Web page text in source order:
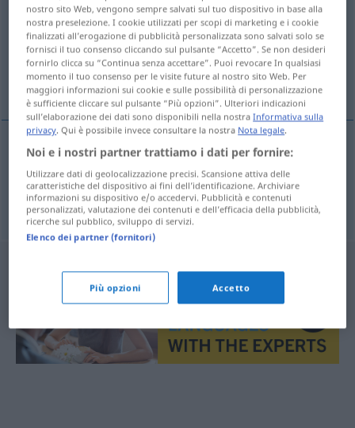
Panoramica di tutte le traduzion
(Fai clic sulla/Tocca traduzione per maggiori dettagli)
vorführen, zur Schau tragen
showen
zurSchau tragen showen
nostro sito Web, vengono sempre salvati sul tuo dispositivo in base alla
nostra preselezione. I cookie utilizzati per scopi di marketing e i cookie
finalizzati all’erogazione di pubblicità personalizzata sono salvati solo se
fornisci il tuo consenso cliccando sul pulsante “Accetto”. Se non desideri
fornirlo clicca su “Continua senza accettare”. Puoi revocare In qualsiasi
momento il tuo consenso per le visite future al nostro sito Web. Per
maggiori informazioni sui cookie e sulle possibilità di personalizzazione
è sufficiente cliccare sul pulsante “Più opzioni”. Ulteriori indicazioni
sull’elaborazione dei dati sono disponibili nella nostraInformativa sulla
privacy. Qui è possibile invece consultare la nostra Nota legale.
Noi e i nostri partner trattiamo i dati per fornire:
Utilizzare dati di geolocalizzazione precisi. Scansione attiva delle
caratteristiche del dispositivo ai fini dell’identificazione. Archiviare
informazioni su dispositivo e/o accedervi. Pubblicità e contenuti
personalizzati, valutazione dei contenuti e dell’efficacia della pubblicità,
ricerche sul pubblico, sviluppo di servizi.
Elenco dei partner (fornitori)
Più opzioni Accetto